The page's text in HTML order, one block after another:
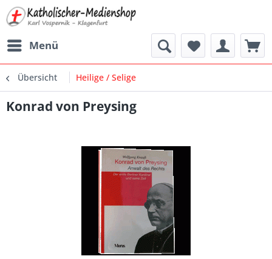
Menü
Übersicht Heilige / Selige
Konrad von Preysing